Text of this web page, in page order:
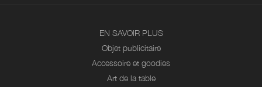
EN SAVOIR PLUS
Objet publicitaire
Accessoire et goodies
Art de la table